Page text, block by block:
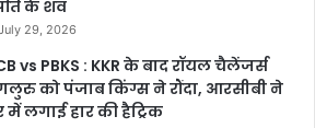
के शव
29, 2026
vs PBKS : KKR के बाद रॉयल चैलेंजर्स
को पंजाब किंग्स ने रौंदा, आरसीबी ने
में लगाई हार की हैट्रिक